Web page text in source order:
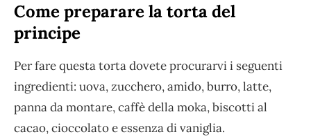
Come preparare la torta del
principe
Per fare questa torta dovete procurarvi i seguenti
ingredienti: uova, zucchero, amido, burro, latte,
panna da montare, caffè della moka, biscotti al
cacao, cioccolato e essenza di vaniglia.